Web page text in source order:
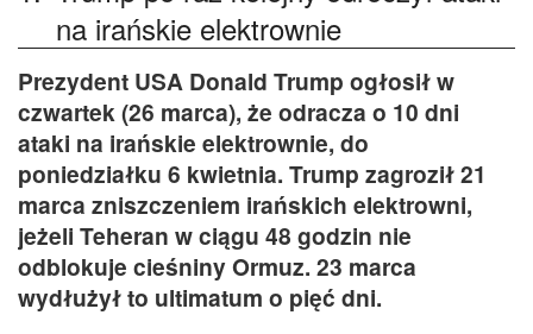
na irańskie elektrownie
Prezydent USA Donald Trump ogłosił w
czwartek (26 marca), że odracza o 10 dni
ataki na irańskie elektrownie, do
poniedziałku 6 kwietnia. Trump zagroził 21
marca zniszczeniem irańskich elektrowni,
jeżeli Teheran w ciągu 48 godzin nie
odblokuje cieśniny Ormuz. 23 marca
wydłużył to ultimatum o pięć dni.